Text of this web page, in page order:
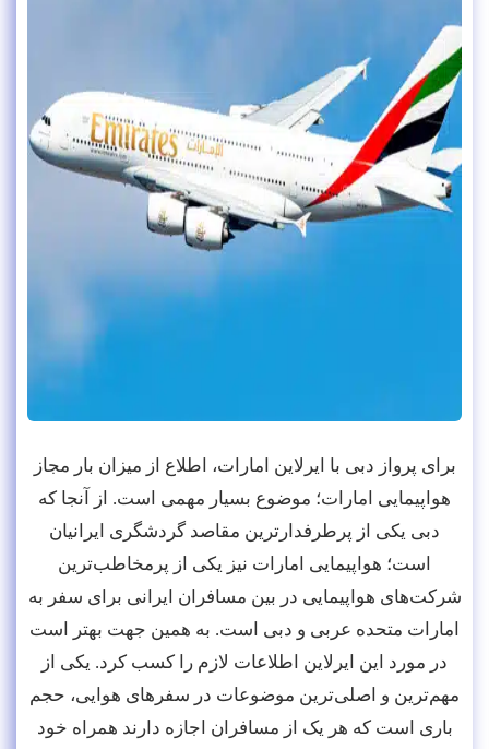
برای پرواز دبی با ایرلاین امارات، اطلاع از میزان بار مجاز
هواپیمایی امارات؛ موضوع بسیار مهمی است. از آنجا که
دبی یکی از پرطرفدارترین مقاصد گردشگری ایرانیان
است؛ هواپیمایی امارات نیز یکی از پرمخاطب‌ترین
شرکت‌های هواپیمایی در بین مسافران ایرانی برای سفر به
امارات متحده عربی و دبی است. به همین جهت بهتر است
در مورد این ایرلاین اطلاعات لازم را کسب کرد. یکی از
مهم‌ترین و اصلی‌ترین موضوعات در سفرهای هوایی، حجم
باری است که هر یک از مسافران اجازه دارند همراه خود